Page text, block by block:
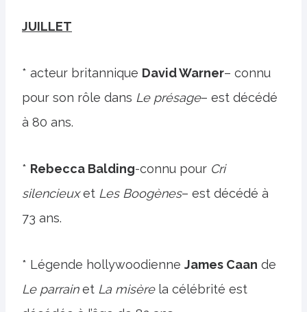
JUILLET
* acteur britannique David Warner– connu
pour son rôle dans Le présage– est décédé
à 80 ans.
* Rebecca Balding-connu pour Cri
silencieuxet Les Boogènes– est décédé à
73 ans.
* Légende hollywoodienne James Caan de
Le parrainet La misèrela célébrité est